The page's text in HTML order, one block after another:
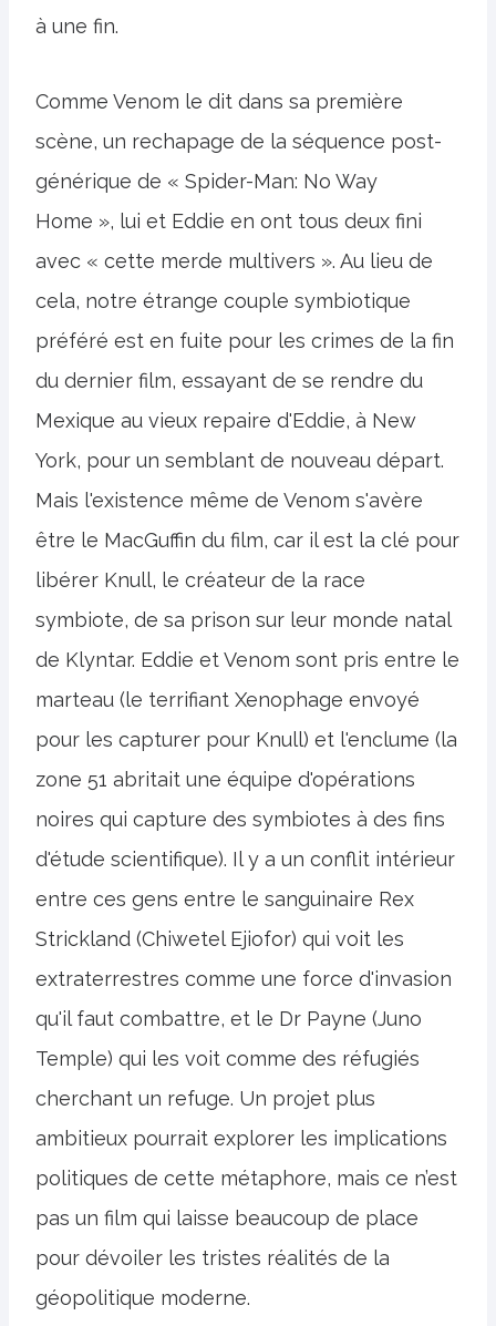
à une fin.
Comme Venom le dit dans sa première
scène, un rechapage de la séquence post-
générique de « Spider-Man: No Way
Home », lui et Eddie en ont tous deux fini
avec « cette merde multivers ». Au lieu de
cela, notre étrange couple symbiotique
préféré est en fuite pour les crimes de la fin
du dernier film, essayant de se rendre du
Mexique au vieux repaire d'Eddie, à New
York, pour un semblant de nouveau départ.
Mais l'existence même de Venom s'avère
être le MacGuffin du film, car il est la clé pour
libérer Knull, le créateur de la race
symbiote, de sa prison sur leur monde natal
de Klyntar. Eddie et Venom sont pris entre le
marteau (le terrifiant Xenophage envoyé
pour les capturer pour Knull) et l'enclume (la
zone 51 abritait une équipe d'opérations
noires qui capture des symbiotes à des fins
d'étude scientifique). Il y a un conflit intérieur
entre ces gens entre le sanguinaire Rex
Strickland (Chiwetel Ejiofor) qui voit les
extraterrestres comme une force d'invasion
qu'il faut combattre, et le Dr Payne (Juno
Temple) qui les voit comme des réfugiés
cherchant un refuge. Un projet plus
ambitieux pourrait explorer les implications
politiques de cette métaphore, mais ce n’est
pas un film qui laisse beaucoup de place
pour dévoiler les tristes réalités de la
géopolitique moderne.